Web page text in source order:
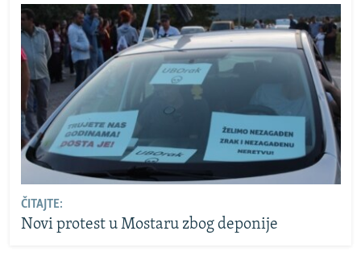
ČITAJTE:
Novi protest u Mostaru zbog deponije